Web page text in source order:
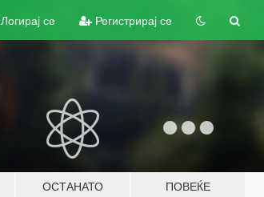
Логирај се Регистрирај се
ОСТАНАТО ПОВЕЌЕ